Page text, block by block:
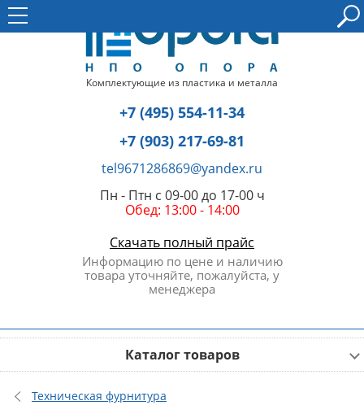
Комплектующие из пластика и металла
+7 (495) 554-11-34
+7 (903) 217-69-81
tel9671286869@yandex.ru
Пн - Птн с 09-00 до 17-00 ч
Обед: 13:00 - 14:00
Скачать полный прайс
Информацию по цене и наличию
товара уточняйте, пожалуйста, у
менеджера
Каталог товаров
Техническая фурнитура